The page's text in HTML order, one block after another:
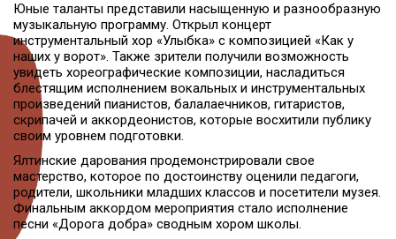
Юные таланты представили насыщенную и разнообразную
музыкальную программу. Открыл концерт
инструментальный хор «Улыбка» с композицией «Как у
наших у ворот». Также зрители получили возможность
увидеть хореографические композиции, насладиться
блестящим исполнением вокальных и инструментальных
произведений пианистов, балалаечников, гитаристов,
скрипачей и аккордеонистов, которые восхитили публику
своим уровнем подготовки.
Ялтинские дарования продемонстрировали свое
мастерство, которое по достоинству оценили педагоги,
родители, школьники младших классов и посетители музея.
Финальным аккордом мероприятия стало исполнение
песни «Дорога добра» сводным хором школы.